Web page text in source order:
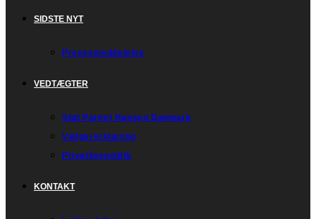
SIDSTE NYT
Pressemeddelelse
VEDTÆGTER
Støt Partiet Hansen Danmark
Vælgererklæring
Privatlivspolitik
KONTAKT